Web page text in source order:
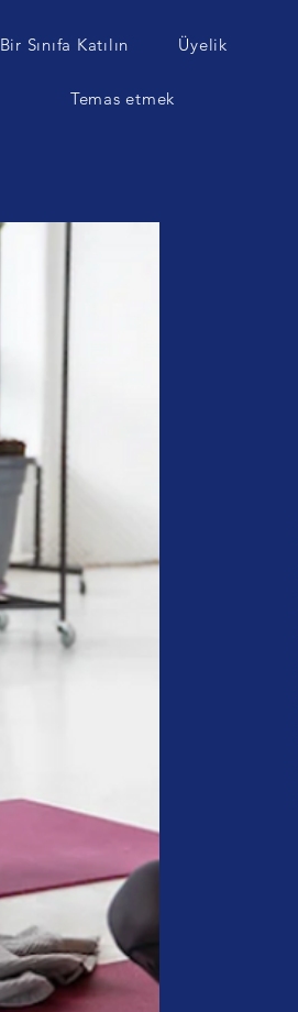
Bir Sınıfa Katılın Üyelik
Temas etmek